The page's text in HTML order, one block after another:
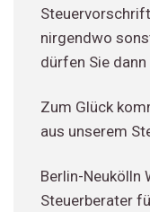
nirgendwo
dürfen Sie
Zum Glück
aus unserem
Berlin-Neukölln
Steuerberater